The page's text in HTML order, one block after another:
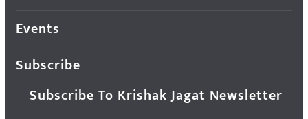
Events
Subscribe
Subscribe To Krishak Jagat Newsletter